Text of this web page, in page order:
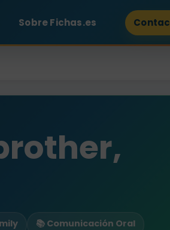
Sobre Fichas.es
📚 Comunicación Oral